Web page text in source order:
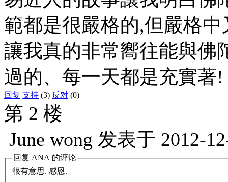
範都是很嚴格的,但嚴格
讓我真的非常嚮往能與佛
過的、每一天都是充實著!
回复 支持 (3) 反对 (0)
第 2 楼
June wong 发表于 2012-
回复 ANA 的评论
很有意思. 感恩.